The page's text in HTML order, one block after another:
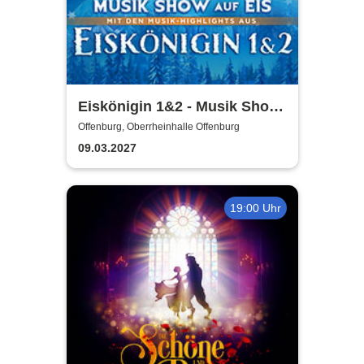
Eiskönigin 1&2 - Musik Show
auf Eis
Offenburg, Oberrheinhalle Offenburg
09.03.2027
19:00 Uhr